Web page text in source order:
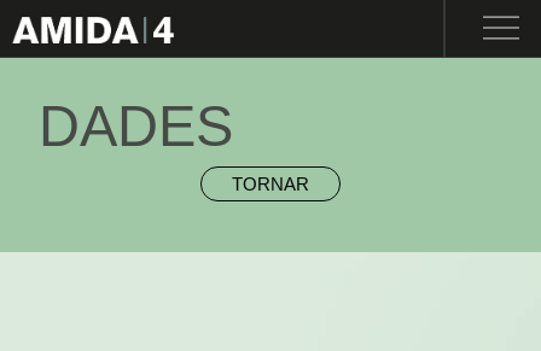
DADES
TORNAR
ENG
NOSALTRES
ENGINYERIA